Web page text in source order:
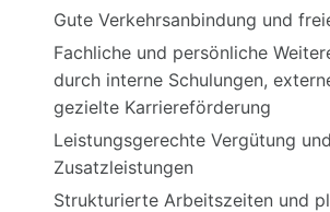
Gute Verkehrsanbindung und
Fachliche und persönliche
durch interne Schulungen,
gezielte Karriereförderung
Leistungsgerechte Vergütung und
Zusatzleistungen
Strukturierte Arbeitszeiten und